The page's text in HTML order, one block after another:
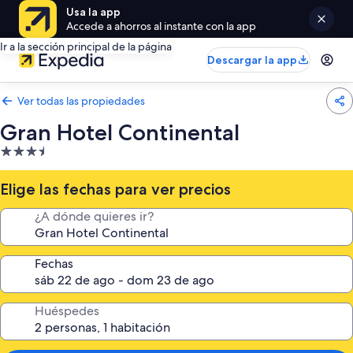
Usa la app
Accede a ahorros al instante con la app
Ir a la sección principal de la página
Descargar la app
Ver todas las propiedades
Gran Hotel Continental
Propiedad
de
3.5
estrellas
Elige las fechas para ver precios
¿A dónde quieres ir?
Fechas
Huéspedes